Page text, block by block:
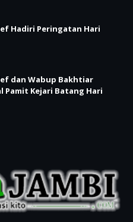
Hadiri Peringatan Hari
dan Wabup Bakhtiar
Pamit Kejari Batang Hari